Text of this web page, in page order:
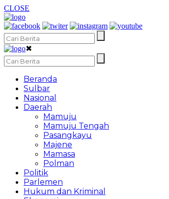
CLOSE
✖
Beranda
Sulbar
Nasional
Daerah
Mamuju
Mamuju Tengah
Pasangkayu
Majene
Mamasa
Polman
Politik
Parlemen
Hukum dan Kriminal